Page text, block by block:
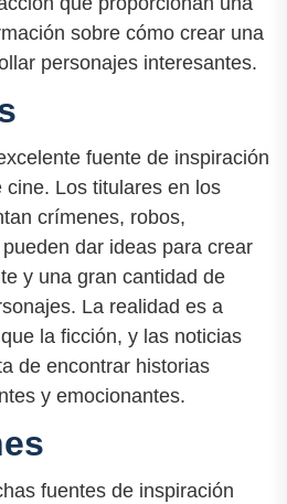
sobre cómo crear una
personajes interesantes.
fuente de inspiración
cine. Los titulares en los
crímenes, robos,
dar ideas para crear
y una gran cantidad de
La realidad es a
la ficción, y las noticias
de encontrar historias
y emocionantes.
fuentes de inspiración